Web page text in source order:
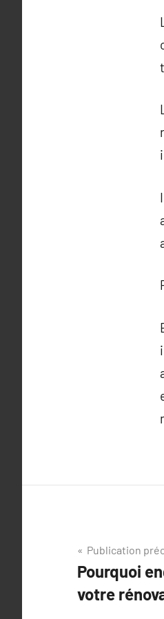
de
l’article
Publication
Pourquoi
votre